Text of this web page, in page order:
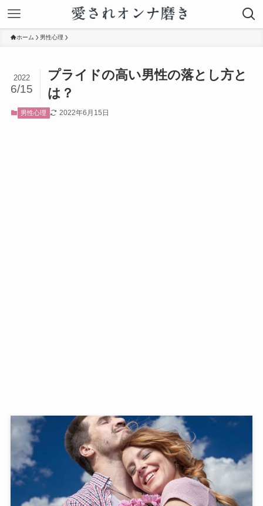
ホーム 男性心理
プライドの高い男性の落とし方と
は？
2022
6/15
男性心理 2022年6月15日